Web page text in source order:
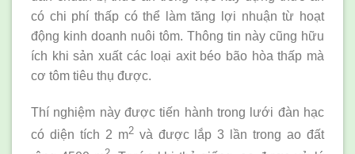
có chi phí thấp có thể làm tăng lợi nhuận từ hoạt
động kinh doanh nuôi tôm. Thông tin này cũng hữu
ích khi sản xuất các loại axit béo bão hòa thấp mà
cơ tôm tiêu thụ được.
Thí nghiệm này được tiến hành trong lưới đàn hạc
có diện tích 2 m2và được lắp 3 lần trong ao đất